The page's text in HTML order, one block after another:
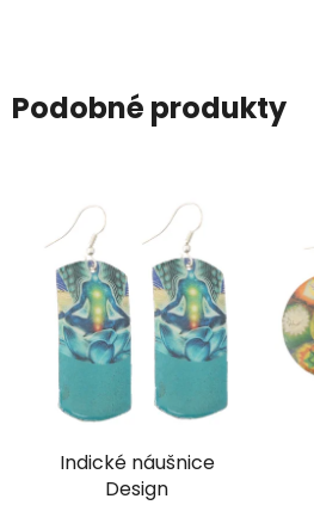
Podobné produkty
Indické náušnice
Design